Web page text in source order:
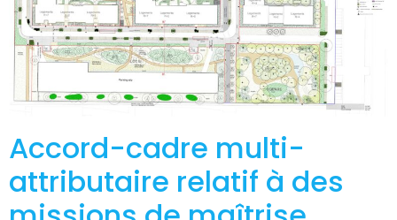
Accord-cadre multi-
attributaire relatif à des